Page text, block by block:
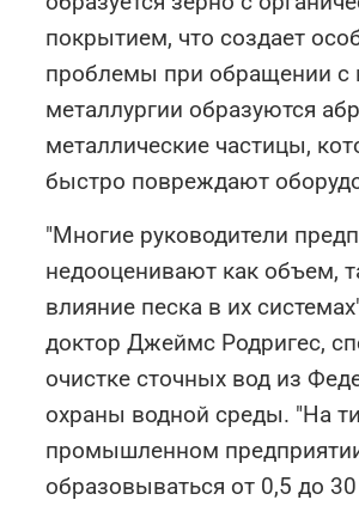
покрытием, что создает
проблемы при обращении с
металлургии образуются
металлические частицы,
быстро повреждают
"Многие руководители
недооценивают как объем,
влияние песка в их
доктор Джеймс Родригес,
очистке сточных вод из
охраны водной среды. "На
промышленном
образовываться от 0,5 до